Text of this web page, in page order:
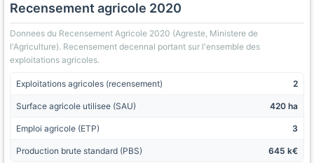
Recensement agricole 2020
Donnees du Recensement Agricole 2020 (Agreste, Ministere de
l'Agriculture). Recensement decennal portant sur l'ensemble des
exploitations agricoles.
Exploitations agricoles (recensement) 2
Surface agricole utilisee (SAU) 420 ha
Emploi agricole (ETP) 3
Production brute standard (PBS)
645 k€